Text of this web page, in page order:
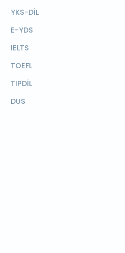
YKS-DİL
E-YDS
IELTS
TOEFL
TIPDİL
DUS